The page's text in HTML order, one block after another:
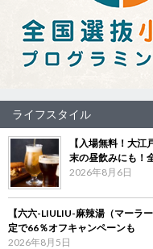
ライフスタイル
【入場無料！大
末の昼飲みにも！
2026年8月6日
【六六-LIULIU-麻辣湯（マーラ
定で66％オフキャンペーンも
2026年8月5日